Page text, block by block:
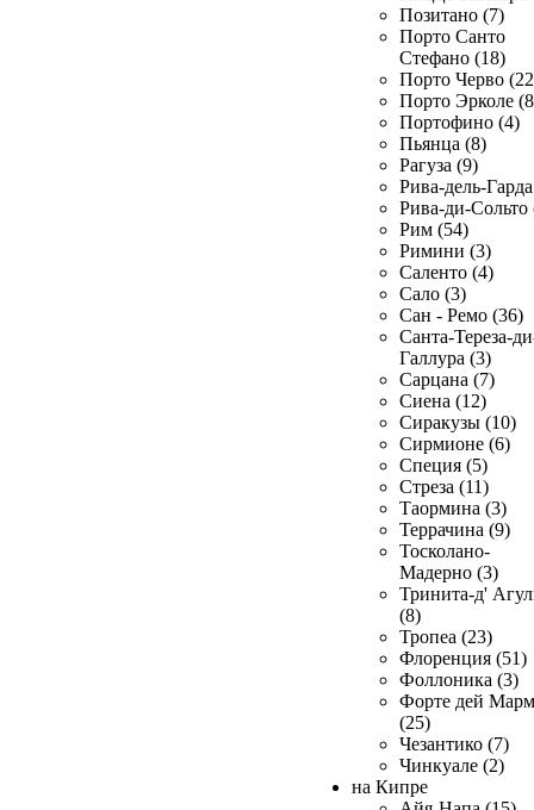
Позитано (7)
Порто Санто
Стефано (18)
Порто Черво
Порто Эрколе
Портофино (4)
Пьянца (8)
Рагуза (9)
Рива-дель-
Рива-ди-Сольто
Рим (54)
Римини (3)
Саленто (4)
Сало (3)
Сан - Ремо (36)
Санта-Тереза-
Галлура (3)
Сарцана (7)
Сиена (12)
Сиракузы (10)
Сирмионе (6)
Специя (5)
Стреза (11)
Таормина (3)
Террачина (9)
Тосколано-
Мадерно (3)
Тринита-д'
(8)
Тропеа (23)
Флоренция (51)
Фоллоника (3)
Форте дей
(25)
Чезантико (7)
Чинкуале (2)
на Кипре